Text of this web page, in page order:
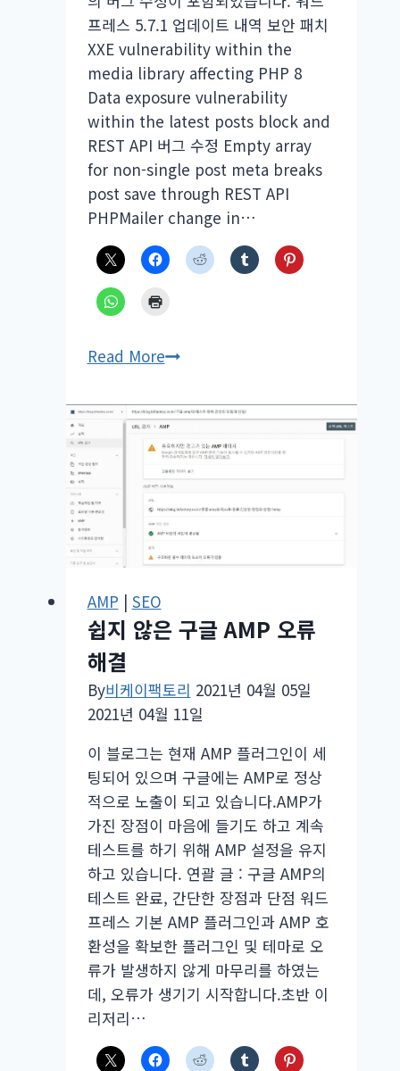
아
웃
배
포
프레스 5.7.1 업데이트 내역 보안 패치
XXE vulnerability within the
media library affecting PHP 8
Data exposure vulnerability
within the latest posts block and
REST API 버그 수정 Empty array
for non-single post meta breaks
post save through REST API
PHPMailer change in…
Read More워
프
레
스
5.7.1
데
트
포
AMP | SEO
쉽지 않은 구글 AMP 오류
해결
By비케이팩토리 2021년 04월 05일
2021년 04월 11일
이 블로그는 현재 AMP 플러그인이 세
팅되어 있으며 구글에는 AMP로 정상
적으로 노출이 되고 있습니다.AMP가
가진 장점이 마음에 들기도 하고 계속
테스트를 하기 위해 AMP 설정을 유지
하고 있습니다. 연괄 글 : 구글 AMP의
테스트 완료, 간단한 장점과 단점 워드
프레스 기본 AMP 플러그인과 AMP 호
환성을 확보한 플러그인 및 테마로 오
류가 발생하지 않게 마무리를 하였는
데, 오류가 생기기 시작합니다.초반 이
리저리…